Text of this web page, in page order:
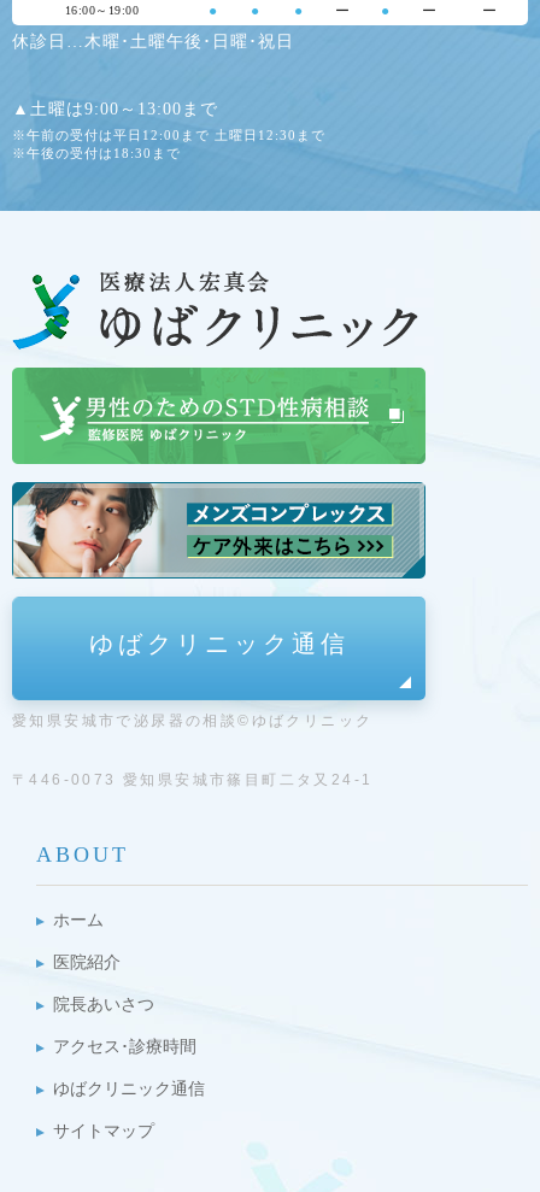
16:00～19:00 ● ● ● ー ● ー ー
休診日…木曜･土曜午後･日曜･祝日
▲土曜は9:00～13:00まで
※午前の受付は平日12:00まで 土曜日12:30まで
※午後の受付は18:30まで
ゆばクリニック通信
愛知県安城市で泌尿器の相談©ゆばクリニック
〒446-0073 愛知県安城市篠目町二タ又24-1
ABOUT
ホーム
医院紹介
院長あいさつ
アクセス･診療時間
ゆばクリニック通信
サイトマップ